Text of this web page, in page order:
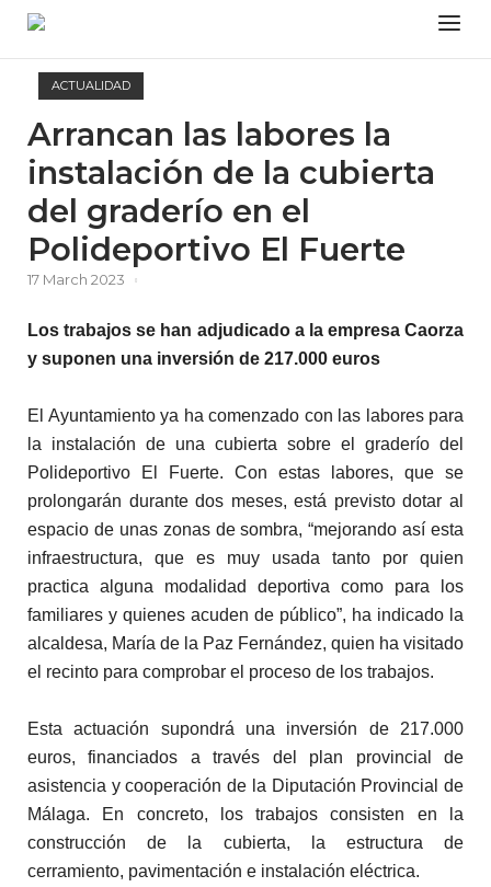
Skip
content
Menu
ACTUALIDAD
Arrancan las labores la
instalación de la cubierta
del graderío en el
Polideportivo El Fuerte
17 March 2023
Los trabajos se han adjudicado a la empresa Caorza
y suponen una inversión de 217.000 euros
El Ayuntamiento ya ha comenzado con las labores para
la instalación de una cubierta sobre el graderío del
Polideportivo El Fuerte. Con estas labores, que se
prolongarán durante dos meses, está previsto dotar al
espacio de unas zonas de sombra, “mejorando así esta
infraestructura, que es muy usada tanto por quien
practica alguna modalidad deportiva como para los
familiares y quienes acuden de público”, ha indicado la
alcaldesa, María de la Paz Fernández, quien ha visitado
el recinto para comprobar el proceso de los trabajos.
Esta actuación supondrá una inversión de 217.000
euros, financiados a través del plan provincial de
asistencia y cooperación de la Diputación Provincial de
Málaga. En concreto, los trabajos consisten en la
construcción de la cubierta, la estructura de
cerramiento, pavimentación e instalación eléctrica.